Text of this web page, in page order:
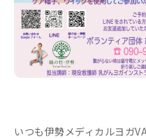
いつも伊勢メディカルヨガ